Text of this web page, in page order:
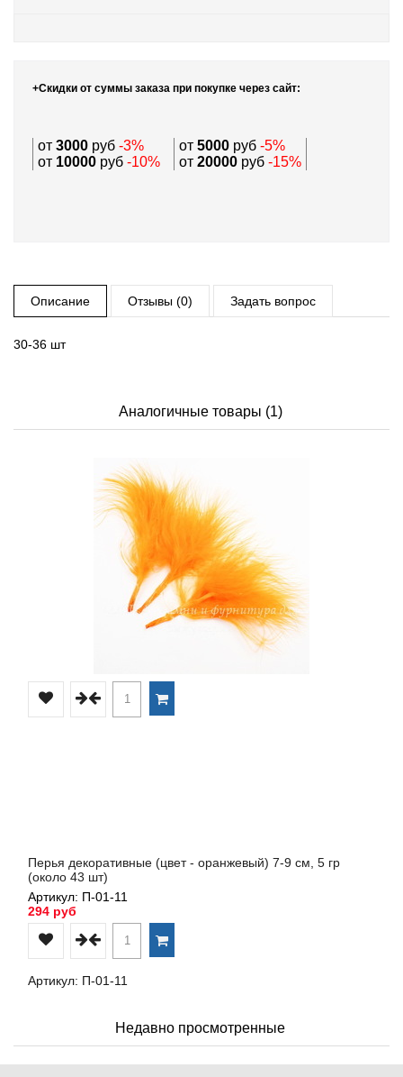
+Скидки от суммы заказа при покупке через сайт:
от 3000 руб -3% от 5000 руб -5%
от 10000 руб -10% от 20000 руб -15%
Описание Отзывы (0) Задать вопрос
30-36 шт
Аналогичные товары (1)
Перья декоративные (цвет - оранжевый) 7-9 см, 5 гр
(около 43 шт)
Артикул: П-01-11
294 руб
Артикул: П-01-11
Недавно просмотренные